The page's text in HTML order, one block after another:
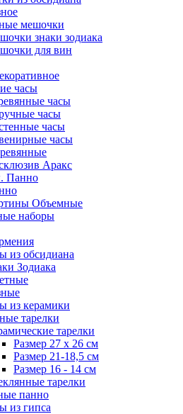
мешочки
знаки зодиака
для вин
часы
часы
часы
часы
часы
Аракс
Панно
Объемные
наборы
из обсидиана
Зодиака
из керамики
тарелки
тарелки
Размер 27 х 26 см
Размер 21-18,5 см
Размер 16 - 14 см
тарелки
панно
из гипса